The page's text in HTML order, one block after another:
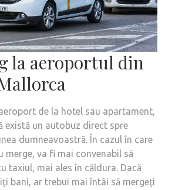
la aeroportul din
de la hotel sau apartament,
există un autobuz direct spre
dumneavoastră. În cazul în care
merge, va fi mai convenabil să
taxiul, mai ales în căldura. Dacă
bani, ar trebui mai întâi să mergeți